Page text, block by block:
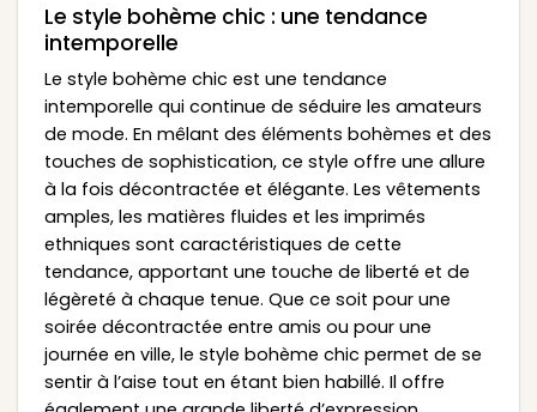
Le style bohème chic : une tendance
intemporelle
Le style bohème chic est une tendance
intemporelle qui continue de séduire les amateurs
de mode. En mêlant des éléments bohèmes et des
touches de sophistication, ce style offre une allure
à la fois décontractée et élégante. Les vêtements
amples, les matières fluides et les imprimés
ethniques sont caractéristiques de cette
tendance, apportant une touche de liberté et de
légèreté à chaque tenue. Que ce soit pour une
soirée décontractée entre amis ou pour une
journée en ville, le style bohème chic permet de se
sentir à l’aise tout en étant bien habillé. Il offre